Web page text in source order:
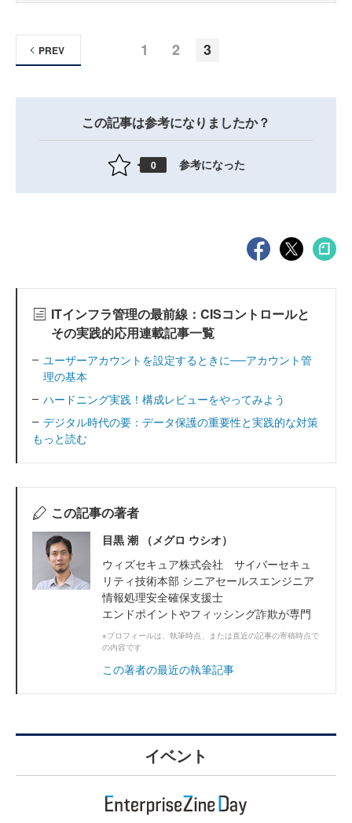
1 2 3
PREV
この記事は参考になりましたか？
0 参考になった
ITインフラ管理の最前線：CISコントロールと
その実践的応用連載記事一覧
ユーザーアカウントを設定するときに──アカウント管
理の基本
ハードニング実践！構成レビューをやってみよう
デジタル時代の要：データ保護の重要性と実践的な対策
もっと読む
この記事の著者
目黒 潮 （メグロ ウシオ）
ウィズセキュア株式会社 サイバーセキュ
リティ技術本部 シニアセールスエンジニア
情報処理安全確保支援士
エンドポイントやフィッシング詐欺が専門
※プロフィールは、執筆時点、または直近の記事の寄稿時点で
の内容です
この著者の最近の執筆記事
イベント